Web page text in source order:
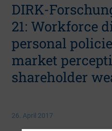
DIRK-
21: Workforce
personal
market
shareholder
26. April 2017